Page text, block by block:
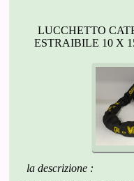
LUCCHETTO
ESTRAIBILE 10 X
la descrizione :